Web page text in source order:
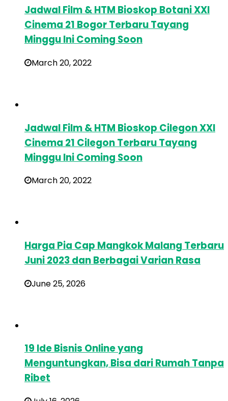
Jadwal Film & HTM Bioskop Botani XXI
Cinema 21 Bogor Terbaru Tayang
Minggu Ini Coming Soon
March 20, 2022
Jadwal Film & HTM Bioskop Cilegon XXI
Cinema 21 Cilegon Terbaru Tayang
Minggu Ini Coming Soon
March 20, 2022
Harga Pia Cap Mangkok Malang Terbaru
Juni 2023 dan Berbagai Varian Rasa
June 25, 2026
19 Ide Bisnis Online yang
Menguntungkan, Bisa dari Rumah Tanpa
Ribet